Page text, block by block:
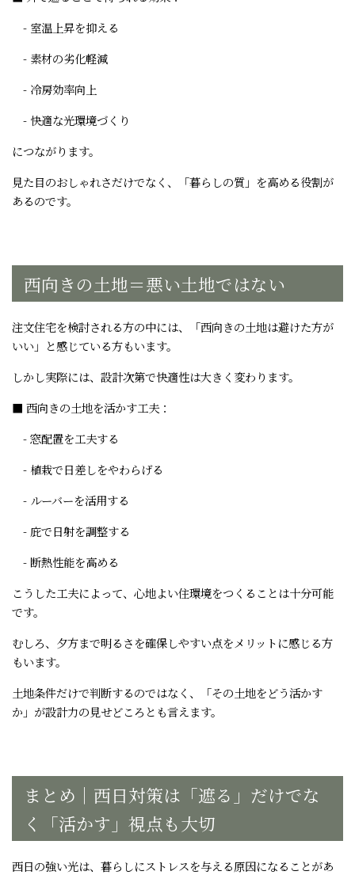
- 室温上昇を抑える
- 素材の劣化軽減
- 冷房効率向上
- 快適な光環境づくり
につながります。
見た目のおしゃれさだけでなく、「暮らしの質」を高める役割が
あるのです。
西向きの土地＝悪い土地ではない
注文住宅を検討される方の中には、「西向きの土地は避けた方が
いい」と感じている方もいます。
しかし実際には、設計次第で快適性は大きく変わります。
■ 西向きの土地を活かす工夫：
- 窓配置を工夫する
- 植栽で日差しをやわらげる
- ルーバーを活用する
- 庇で日射を調整する
- 断熱性能を高める
こうした工夫によって、心地よい住環境をつくることは十分可能
です。
むしろ、夕方まで明るさを確保しやすい点をメリットに感じる方
もいます。
土地条件だけで判断するのではなく、「その土地をどう活かす
か」が設計力の見せどころとも言えます。
まとめ｜西日対策は「遮る」だけでな
く「活かす」視点も大切
西日の強い光は、暮らしにストレスを与える原因になることがあ